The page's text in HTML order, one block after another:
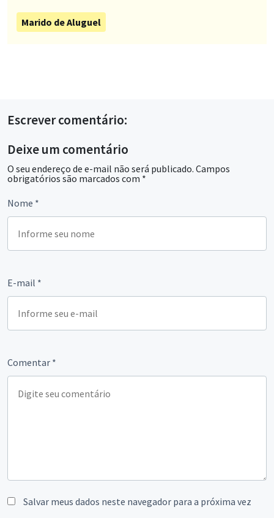
Marido de Aluguel
Escrever comentário:
Deixe um comentário
O seu endereço de e-mail não será publicado. Campos
obrigatórios são marcados com *
Comentar *
Nome *
E-mail *
Salvar meus dados neste navegador para a próxima vez